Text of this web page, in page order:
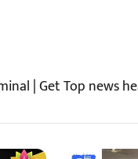
| Get Top news